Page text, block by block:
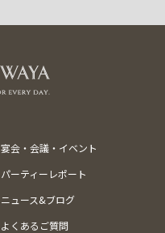
宴会・会議・イベント
パーティーレポート
ニュース&ブログ
よくあるご質問